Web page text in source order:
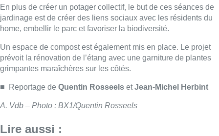
La 718e plantation du Meyboom
célébrée sous les vivats à Bruxelles